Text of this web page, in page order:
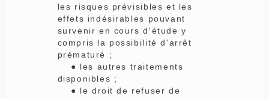
les risques prévisibles et les
effets indésirables pouvant
survenir en cours d'étude y
compris la possibilité d'arrêt
prématuré ;
● les autres traitements
disponibles ;
● le droit de refuser de